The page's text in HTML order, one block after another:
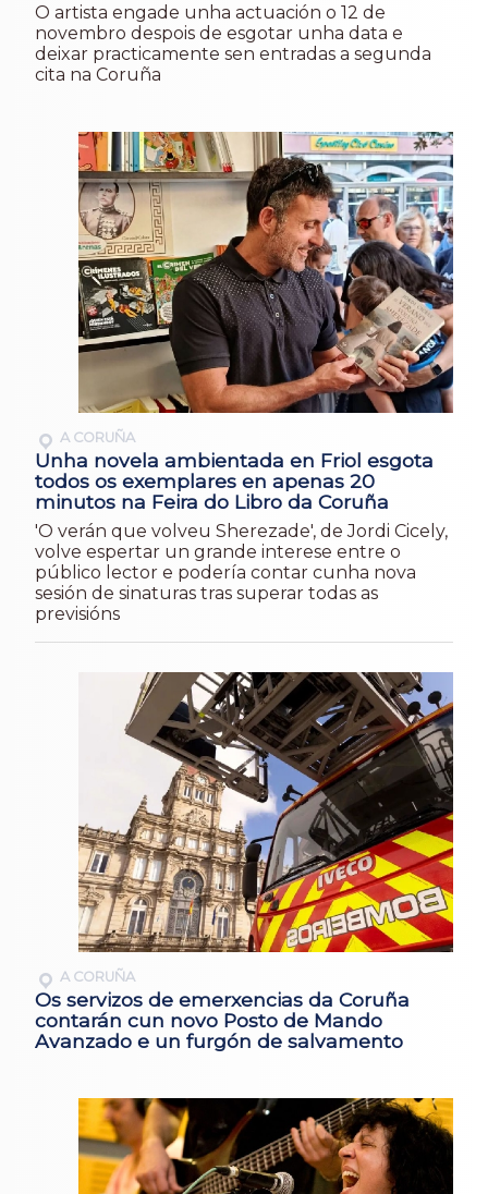
O artista engade unha actuación o 12 de
novembro despois de esgotar unha data e
deixar practicamente sen entradas a segunda
cita na Coruña
A CORUÑA
Unha novela ambientada en Friol esgota
todos os exemplares en apenas 20
minutos na Feira do Libro da Coruña
'O verán que volveu Sherezade', de Jordi Cicely,
volve espertar un grande interese entre o
público lector e podería contar cunha nova
sesión de sinaturas tras superar todas as
previsións
A CORUÑA
Os servizos de emerxencias da Coruña
contarán cun novo Posto de Mando
Avanzado e un furgón de salvamento